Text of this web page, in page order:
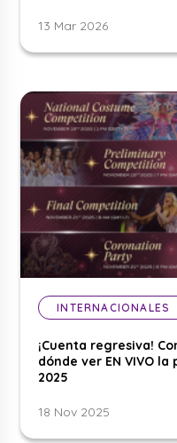
13 Mar 2026
INTERNACIONALES
¡Cuenta regresiva!
dónde ver EN VIVO
2025
18 Nov 2025